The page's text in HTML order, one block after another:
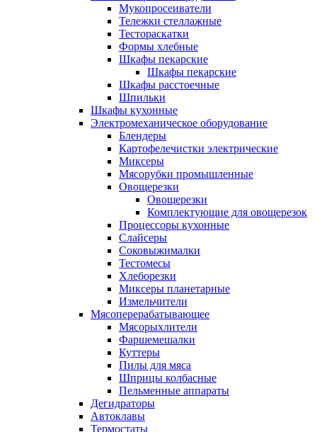
Мукопросеиватели
Тележки стеллажные
Тестораскатки
Формы хлебные
Шкафы пекарские
Шкафы пекарские
Шкафы расстоечные
Шпильки
Шкафы кухонные
Электромеханическое оборудование
Блендеры
Картофелечистки электрические
Миксеры
Мясорубки промышленные
Овощерезки
Овощерезки
Комплектующие для овощерезок
Процессоры кухонные
Слайсеры
Соковыжималки
Тестомесы
Хлеборезки
Миксеры планетарные
Измельчители
Мясоперерабатывающее
Мясорыхлители
Фаршемешалки
Куттеры
Пилы для мяса
Шприцы колбасные
Пельменные аппараты
Дегидраторы
Автоклавы
Термостаты